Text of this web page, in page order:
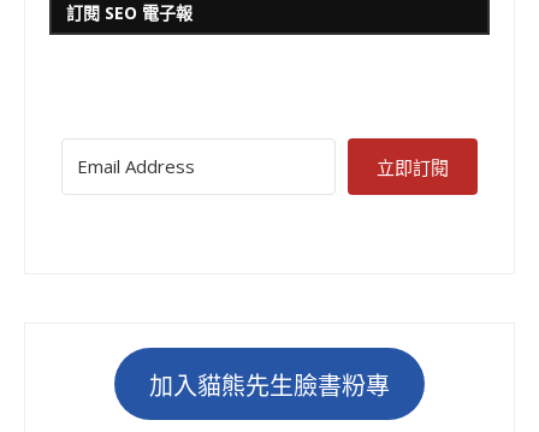
訂閱 SEO 電子報
立即訂閱
加入貓熊先生臉書粉專